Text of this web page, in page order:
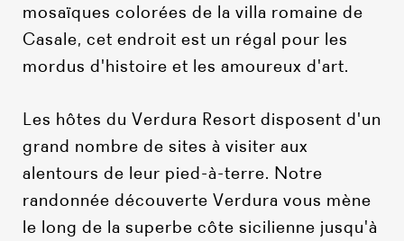
mosaïques colorées de la villa romaine de
Casale, cet endroit est un régal pour les
mordus d'histoire et les amoureux d'art.
Les hôtes du Verdura Resort disposent d'un
grand nombre de sites à visiter aux
alentours de leur pied-à-terre. Notre
randonnée découverte Verdura vous mène
le long de la superbe côte sicilienne jusqu'à